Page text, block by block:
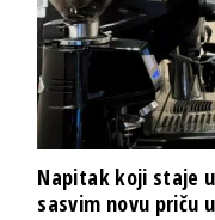
Napitak koji staje
sasvim novu priču